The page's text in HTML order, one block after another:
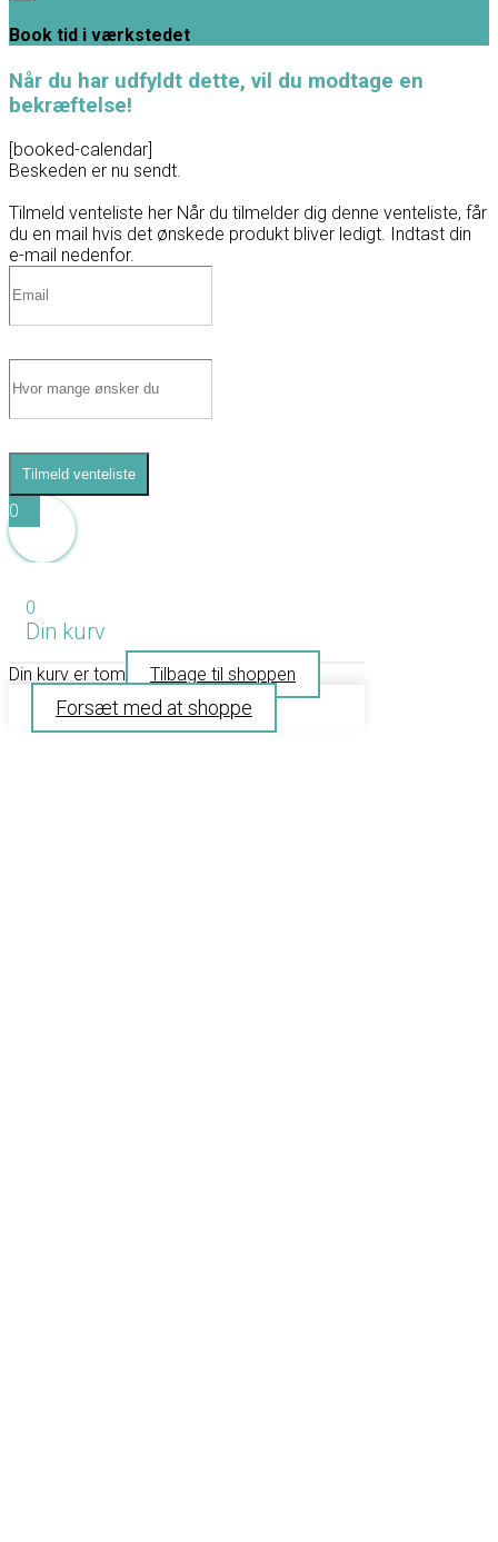
Book tid i værkstedet
Når du har udfyldt dette, vil du modtage en
bekræftelse!
[booked-calendar]
Beskeden er nu sendt.
Tilmeld venteliste her Når du tilmelder dig denne venteliste, får
du en mail hvis det ønskede produkt bliver ledigt. Indtast din
e-mail nedenfor.
Tilmeld venteliste
0
0
Din kurv
Din kurv er tom Tilbage til shoppen
Forsæt med at shoppe